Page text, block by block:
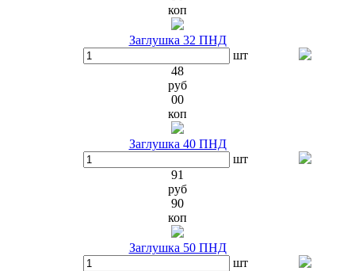
коп
Заглушка 32 ПНД
шт
48
руб
00
коп
Заглушка 40 ПНД
шт
91
руб
90
коп
Заглушка 50 ПНД
шт